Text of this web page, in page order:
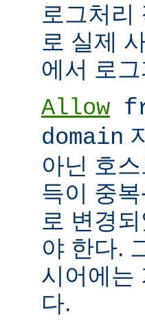
로그처리
로 실제
에서 로
Allow
domain
아닌 호
득이 중
로 변경
야 한다.
시어에는
다.